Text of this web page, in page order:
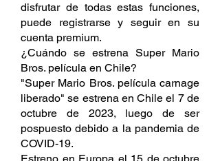
disfrutar de todas estas funciones,
puede registrarse y seguir en su
cuenta premium.
¿Cuándo se estrena Super Mario
Bros. película en Chile?
"Super Mario Bros. película carnage
liberado" se estrena en Chile el 7 de
octubre de 2023, luego de ser
pospuesto debido a la pandemia de
COVID-19.